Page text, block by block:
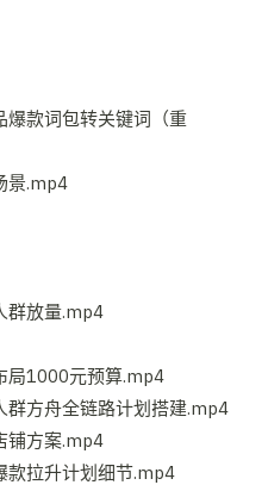
爆款词包转关键词（重
景.mp4
群放量.mp4
局1000元预算.mp4
群方舟全链路计划搭建.mp4
铺方案.mp4
款拉升计划细节.mp4